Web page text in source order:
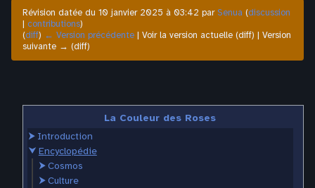
Révision datée du 10 janvier 2025 à 03:42 parSenua (discussion
| contributions)
(diff) ← Version précédente | Voir la version actuelle (diff) | Version
suivante → (diff)
La Couleur des Roses
⮞ Introduction
⮟ Encyclopédie
⮞Cosmos
⮞Culture